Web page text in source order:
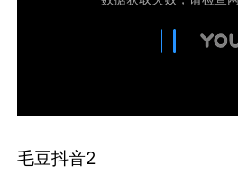
毛豆抖音2